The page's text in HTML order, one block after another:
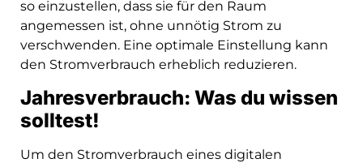
so einzustellen, dass sie für den Raum
angemessen ist, ohne unnötig Strom zu
verschwenden. Eine optimale Einstellung kann
den Stromverbrauch erheblich reduzieren.
Jahresverbrauch: Was du wissen
solltest!
Um den Stromverbrauch eines digitalen